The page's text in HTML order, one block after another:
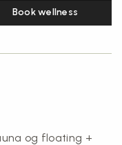
Book wellness
og floating +